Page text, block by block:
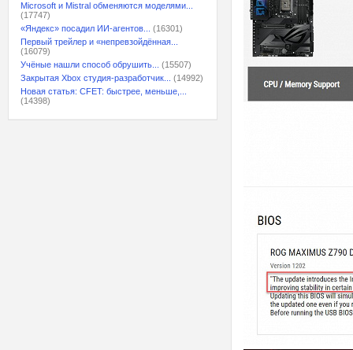
Microsoft и Mistral обменяются моделями...
(17747)
«Яндекс» посадил ИИ-агентов...
(16301)
Первый трейлер и «непревзойдённая...
(16079)
Учёные нашли способ обрушить...
(15507)
Закрытая Xbox студия-разработчик...
(14992)
Новая статья: CFET: быстрее, меньше,...
(14398)